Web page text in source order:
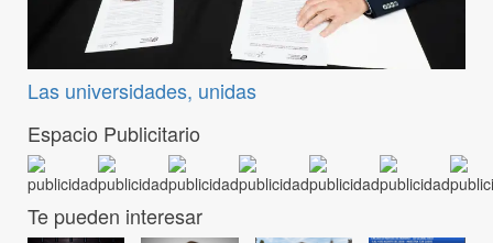
Las universidades, unidas
Espacio Publicitario
Te pueden interesar